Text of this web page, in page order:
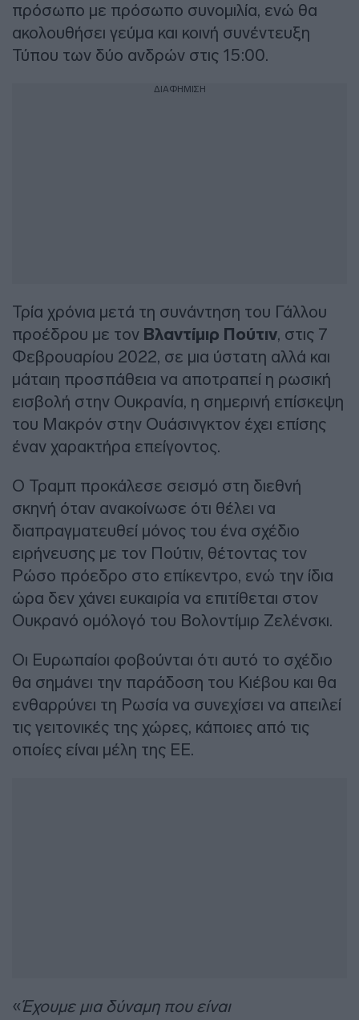
πρόσωπο με πρόσωπο συνομιλία, ενώ θα
ακολουθήσει γεύμα και κοινή συνέντευξη
Τύπου των δύο ανδρών στις 15:00.
ΔΙΑΦΗΜΙΣΗ
Τρία χρόνια μετά τη συνάντηση του Γάλλου
προέδρου με τον Βλαντίμιρ Πούτιν, στις 7
Φεβρουαρίου 2022, σε μια ύστατη αλλά και
μάταιη προσπάθεια να αποτραπεί η ρωσική
εισβολή στην Ουκρανία, η σημερινή επίσκεψη
του Μακρόν στην Ουάσινγκτον έχει επίσης
έναν χαρακτήρα επείγοντος.
Ο Τραμπ προκάλεσε σεισμό στη διεθνή
σκηνή όταν ανακοίνωσε ότι θέλει να
διαπραγματευθεί μόνος του ένα σχέδιο
ειρήνευσης με τον Πούτιν, θέτοντας τον
Ρώσο πρόεδρο στο επίκεντρο, ενώ την ίδια
ώρα δεν χάνει ευκαιρία να επιτίθεται στον
Ουκρανό ομόλογό του Βολοντίμιρ Ζελένσκι.
Οι Ευρωπαίοι φοβούνται ότι αυτό το σχέδιο
θα σημάνει την παράδοση του Κιέβου και θα
ενθαρρύνει τη Ρωσία να συνεχίσει να απειλεί
τις γειτονικές της χώρες, κάποιες από τις
οποίες είναι μέλη της ΕΕ.
«Έχουμε μια δύναμη που είναι